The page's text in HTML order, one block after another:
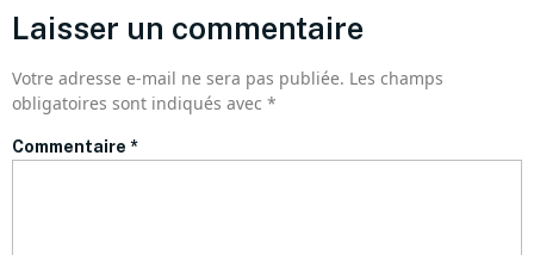
Laisser un commentaire
Votre adresse e-mail ne sera pas publiée. Les champs
obligatoires sont indiqués avec *
Commentaire *